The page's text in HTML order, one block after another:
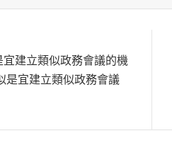
建立類似政務會議的機
是宜建立類似政務會議